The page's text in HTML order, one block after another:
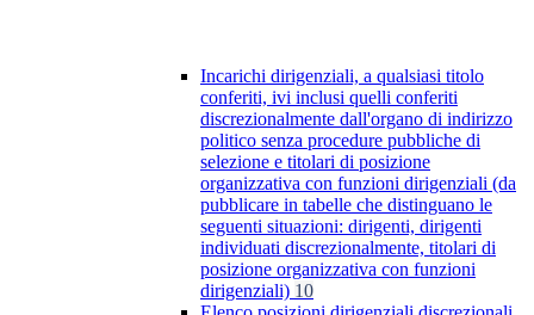
Incarichi dirigenziali, a qualsiasi titolo
conferiti, ivi inclusi quelli conferiti
discrezionalmente dall'organo di indirizzo
politico senza procedure pubbliche di
selezione e titolari di posizione
organizzativa con funzioni dirigenziali (da
pubblicare in tabelle che distinguano le
seguenti situazioni: dirigenti, dirigenti
individuati discrezionalmente, titolari di
posizione organizzativa con funzioni
dirigenziali) 10